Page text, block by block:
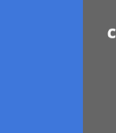
garagens,
escalada.